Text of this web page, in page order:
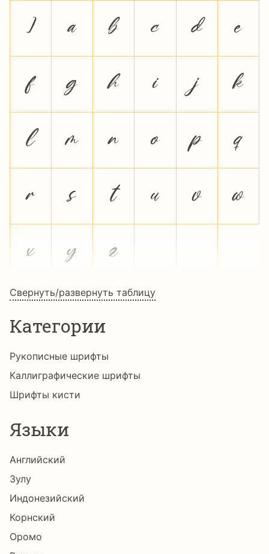
] a b c d e
f g h i j k
l m n o p q
r s t u v w
x y z
Свернуть/развернуть таблицу
Категории
Рукописные шрифты
Каллиграфические шрифты
Шрифты кисти
Языки
Английский
Зулу
Индонезийский
Корнский
Оромо